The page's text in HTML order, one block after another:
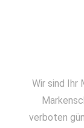
Wir sind Ihr
verboten